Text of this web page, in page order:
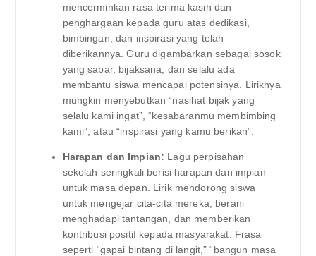
mencerminkan rasa terima kasih dan
penghargaan kepada guru atas dedikasi,
bimbingan, dan inspirasi yang telah
diberikannya. Guru digambarkan sebagai sosok
yang sabar, bijaksana, dan selalu ada
membantu siswa mencapai potensinya. Liriknya
mungkin menyebutkan “nasihat bijak yang
selalu kami ingat”, “kesabaranmu membimbing
kami”, atau “inspirasi yang kamu berikan”.
Harapan dan Impian: Lagu perpisahan
sekolah seringkali berisi harapan dan impian
untuk masa depan. Lirik mendorong siswa
untuk mengejar cita-cita mereka, berani
menghadapi tantangan, dan memberikan
kontribusi positif kepada masyarakat. Frasa
seperti “gapai bintang di langit,” “bangun masa